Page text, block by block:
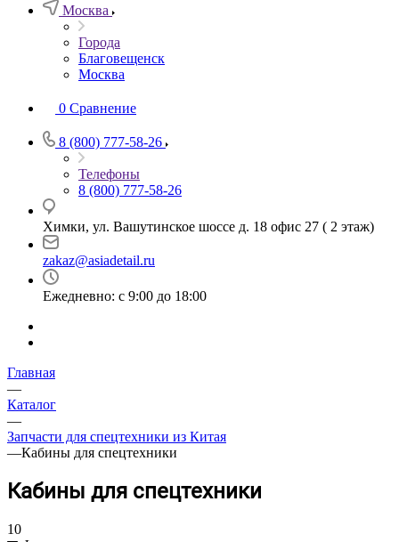
Москва
Города
Благовещенск
Москва
0 Сравнение
8 (800) 777-58-26
Телефоны
8 (800) 777-58-26
Химки, ул. Вашутинское шоссе д. 18 офис 27 ( 2 этаж)
zakaz@asiadetail.ru
Ежедневно: с 9:00 до 18:00
Главная
—
Каталог
—
Запчасти для спецтехники из Китая
—Кабины для спецтехники
Кабины для спецтехники
10